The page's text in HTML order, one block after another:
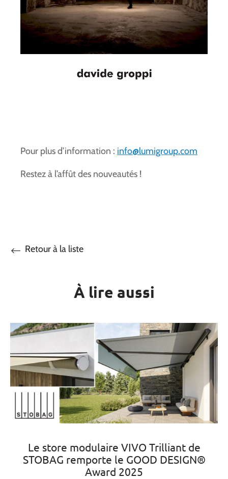
Pour plus d’information : info@lumigroup.com
Restez à l’affût des nouveautés !
Retour à la liste
À lire aussi
Le store modulaire VIVO Trilliant de
STOBAG remporte le GOOD DESIGN®
Award 2025